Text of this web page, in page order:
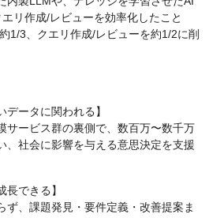
リ作成/レビューを効率化したこと
1/3、クエリ作成/レビューを約1/2に削
データに関われる】
サービス群の裏側で、数百万〜数千万
、社会に影響を与える意思決定を支援
長できる】
ず、課題発見・要件定義・改善提案ま